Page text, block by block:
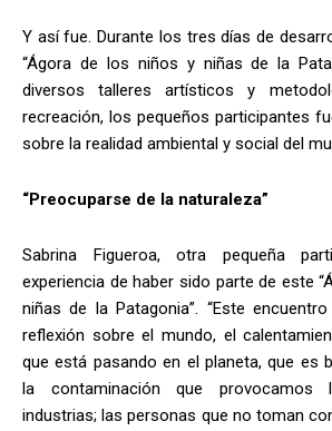
Y así fue. Durante los tres días de
“Ágora de los niños y niñas de la
diversos talleres artísticos y
recreación, los pequeños participantes
sobre la realidad ambiental y social del
“Preocuparse de la naturaleza”
Sabrina Figueroa, otra pequeña
experiencia de haber sido parte de este
niñas de la Patagonia”. “Este
reflexión sobre el mundo, el
que está pasando en el planeta, que es
la contaminación que provocamos
industrias; las personas que no toman